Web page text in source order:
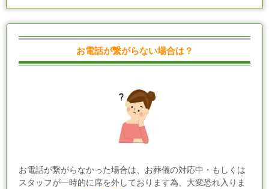
お電話が繋がらない場合は？
お電話が繋がらなかった場合は、お葬儀の対応中・もしくは
スタッフが一時的に席を外しております為、大変恐れ入りま